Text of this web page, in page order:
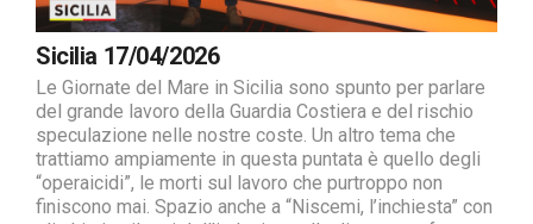
Sicilia 17/04/2026
Le Giornate del Mare in Sicilia sono spunto per parlare
del grande lavoro della Guardia Costiera e del rischio
speculazione nelle nostre coste. Un altro tema che
trattiamo ampiamente in questa puntata è quello degli
“operaicidi”, le morti sul lavoro che purtroppo non
finiscono mai. Spazio anche a “Niscemi, l’inchiesta” con